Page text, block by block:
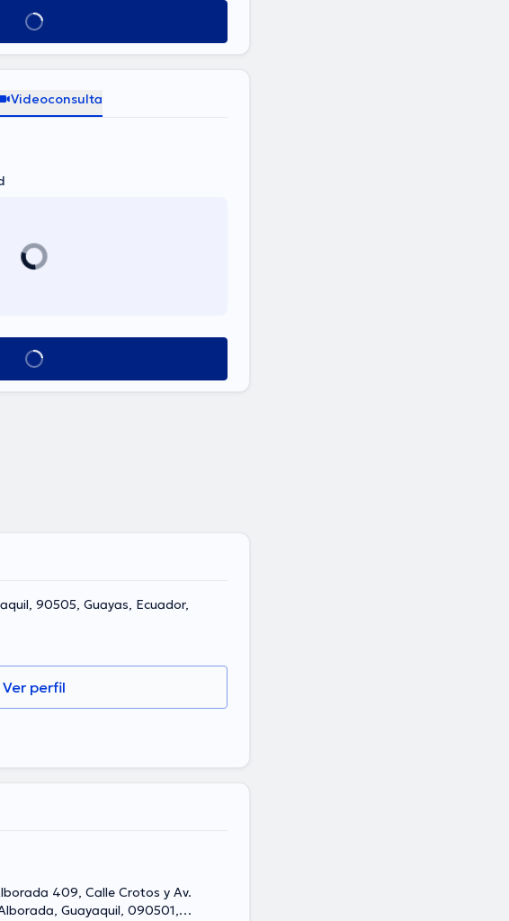
más horarios
Videoconsulta
más horarios
90505, Guayas, Ecuador,
Ver perfil
409, Calle Crotos y Av.
Guayaquil, 090501,